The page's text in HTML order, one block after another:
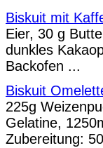
Biskuit mit
Eier, 30 g
dunkles
Backofen ...
Biskuit
225g
Gelatine,
Zubereitung: